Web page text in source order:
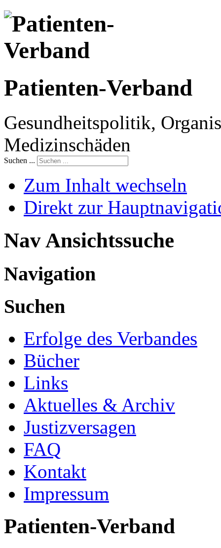
Patienten-Verband
Gesundheitspolitik,
Medizinschäden
Suchen ...
Zum Inhalt wechseln
Direkt zur
Nav Ansichtssuche
Navigation
Suchen
Erfolge des Verbandes
Bücher
Links
Aktuelles & Archiv
Justizversagen
FAQ
Kontakt
Impressum
Patienten-Verband